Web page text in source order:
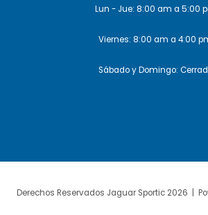
Lun - Jue: 8:00 am a 5:00
Viernes: 8:00 am a 4:00
Sábado y Domingo:
Derechos Reservados Jaguar Sportic 2026 |